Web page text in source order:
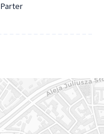
Parter